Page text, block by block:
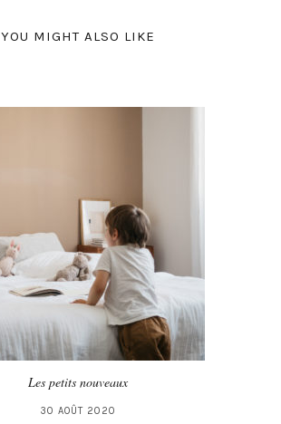
YOU MIGHT ALSO LIKE
Les petits nouveaux
30 AOÛT 2020